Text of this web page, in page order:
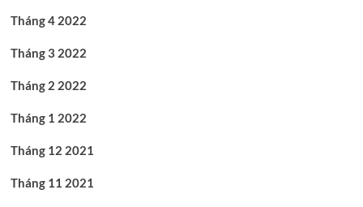
Tháng 4 2022
Tháng 3 2022
Tháng 2 2022
Tháng 1 2022
Tháng 12 2021
Tháng 11 2021